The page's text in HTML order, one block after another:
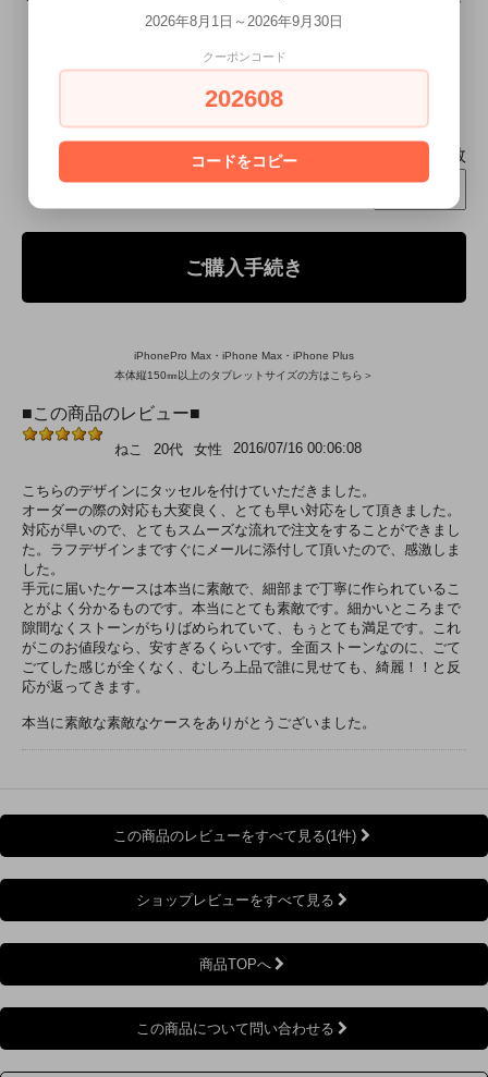
アリー ハート ホワイト×パープル
8/1～9/30 SummerSaleMAX￥7,000OFF
¥37,000
個数
ご購入手続き
iPhonePro Max・iPhone Max・iPhone Plus
本体縦150㎜以上のタブレットサイズの方はこちら＞
■この商品のレビュー■
ねこ 20代 女性 2016/07/16 00:06:08
こちらのデザインにタッセルを付けていただきました。
オーダーの際の対応も大変良く、とても早い対応をして頂きました。
対応が早いので、とてもスムーズな流れで注文をすることができまし
た。ラフデザインまですぐにメールに添付して頂いたので、感激しま
した。
手元に届いたケースは本当に素敵で、細部まで丁寧に作られているこ
とがよく分かるものです。本当にとても素敵です。細かいところまで
隙間なくストーンがちりばめられていて、もぅとても満足です。これ
がこのお値段なら、安すぎるくらいです。全面ストーンなのに、ごて
ごてした感じが全くなく、むしろ上品で誰に見せても、綺麗！！と反
応が返ってきます。
本当に素敵な素敵なケースをありがとうございました。
この商品のレビューをすべて見る(1件)
ショップレビューをすべて見る
商品TOPへ
この商品について問い合わせる
2026年8月1日～2026年9月30日
クーポンコード
202608
コードをコピー